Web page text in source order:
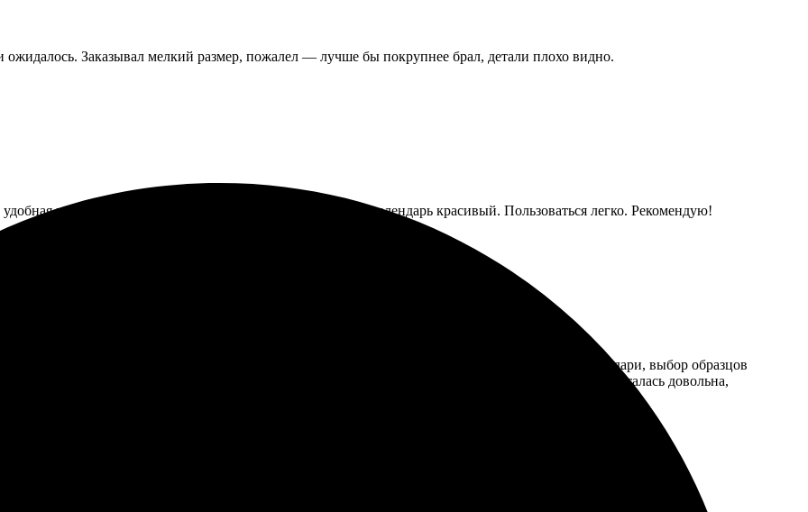
Заказывал мелкий размер, пожалел — лучше бы покрупнее брал, детали плохо видно.
печать, быстрая доставка. Все отлично упаковано, календарь красивый. Пользоваться легко. Рекомендую!
нюансы обсудили быстро, предложения собрали в единый пакет. Заказала магнитные календари, выбор образцов
яркие и насыщенные. Отправили вовремя, без задержек – все аккуратно упаковано. В целом, осталась довольна,